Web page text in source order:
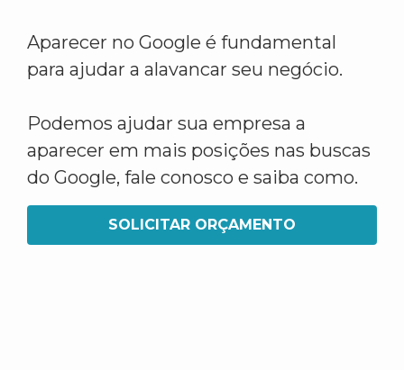
Aparecer no Google é fundamental
para ajudar a alavancar seu negócio.
Podemos ajudar sua empresa a
aparecer em mais posições nas buscas
do Google, fale conosco e saiba como.
SOLICITAR ORÇAMENTO